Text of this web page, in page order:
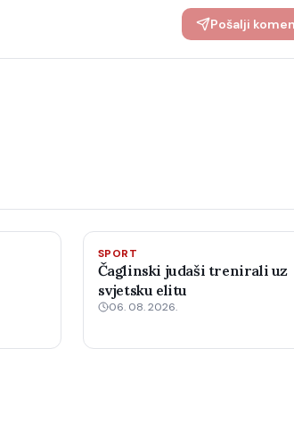
Pošalji
SPORT
Čaglinski judaši trenirali uz
svjetsku elitu
06. 08. 2026.